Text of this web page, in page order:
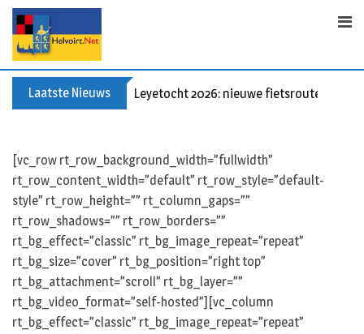
p
Laatste Nieuws Leyetocht 2026: nieuwe fietsroutes
[vc_row rt_row_background_width=”fullwidth”
rt_row_content_width=”default” rt_row_style=”default-
style” rt_row_height=”” rt_column_gaps=””
rt_row_shadows=”” rt_row_borders=””
rt_bg_effect=”classic” rt_bg_image_repeat=”repeat”
rt_bg_size=”cover” rt_bg_position=”right top”
rt_bg_attachment=”scroll” rt_bg_layer=””
rt_bg_video_format=”self-hosted”][vc_column
rt_bg_effect=”classic” rt_bg_image_repeat=”repeat”